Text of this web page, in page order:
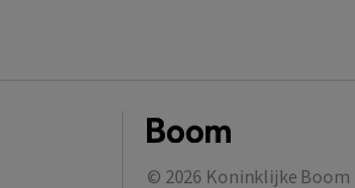
© 2026 Koninklijke Boom